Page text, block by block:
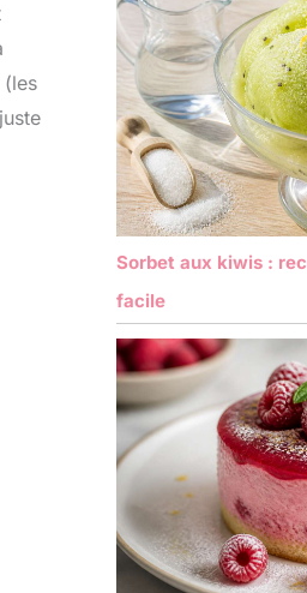
Sorbet aux kiwis :
facile